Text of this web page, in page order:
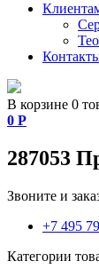
В корзине 0
0 Р
287053
Звоните и
+7 495
Категории